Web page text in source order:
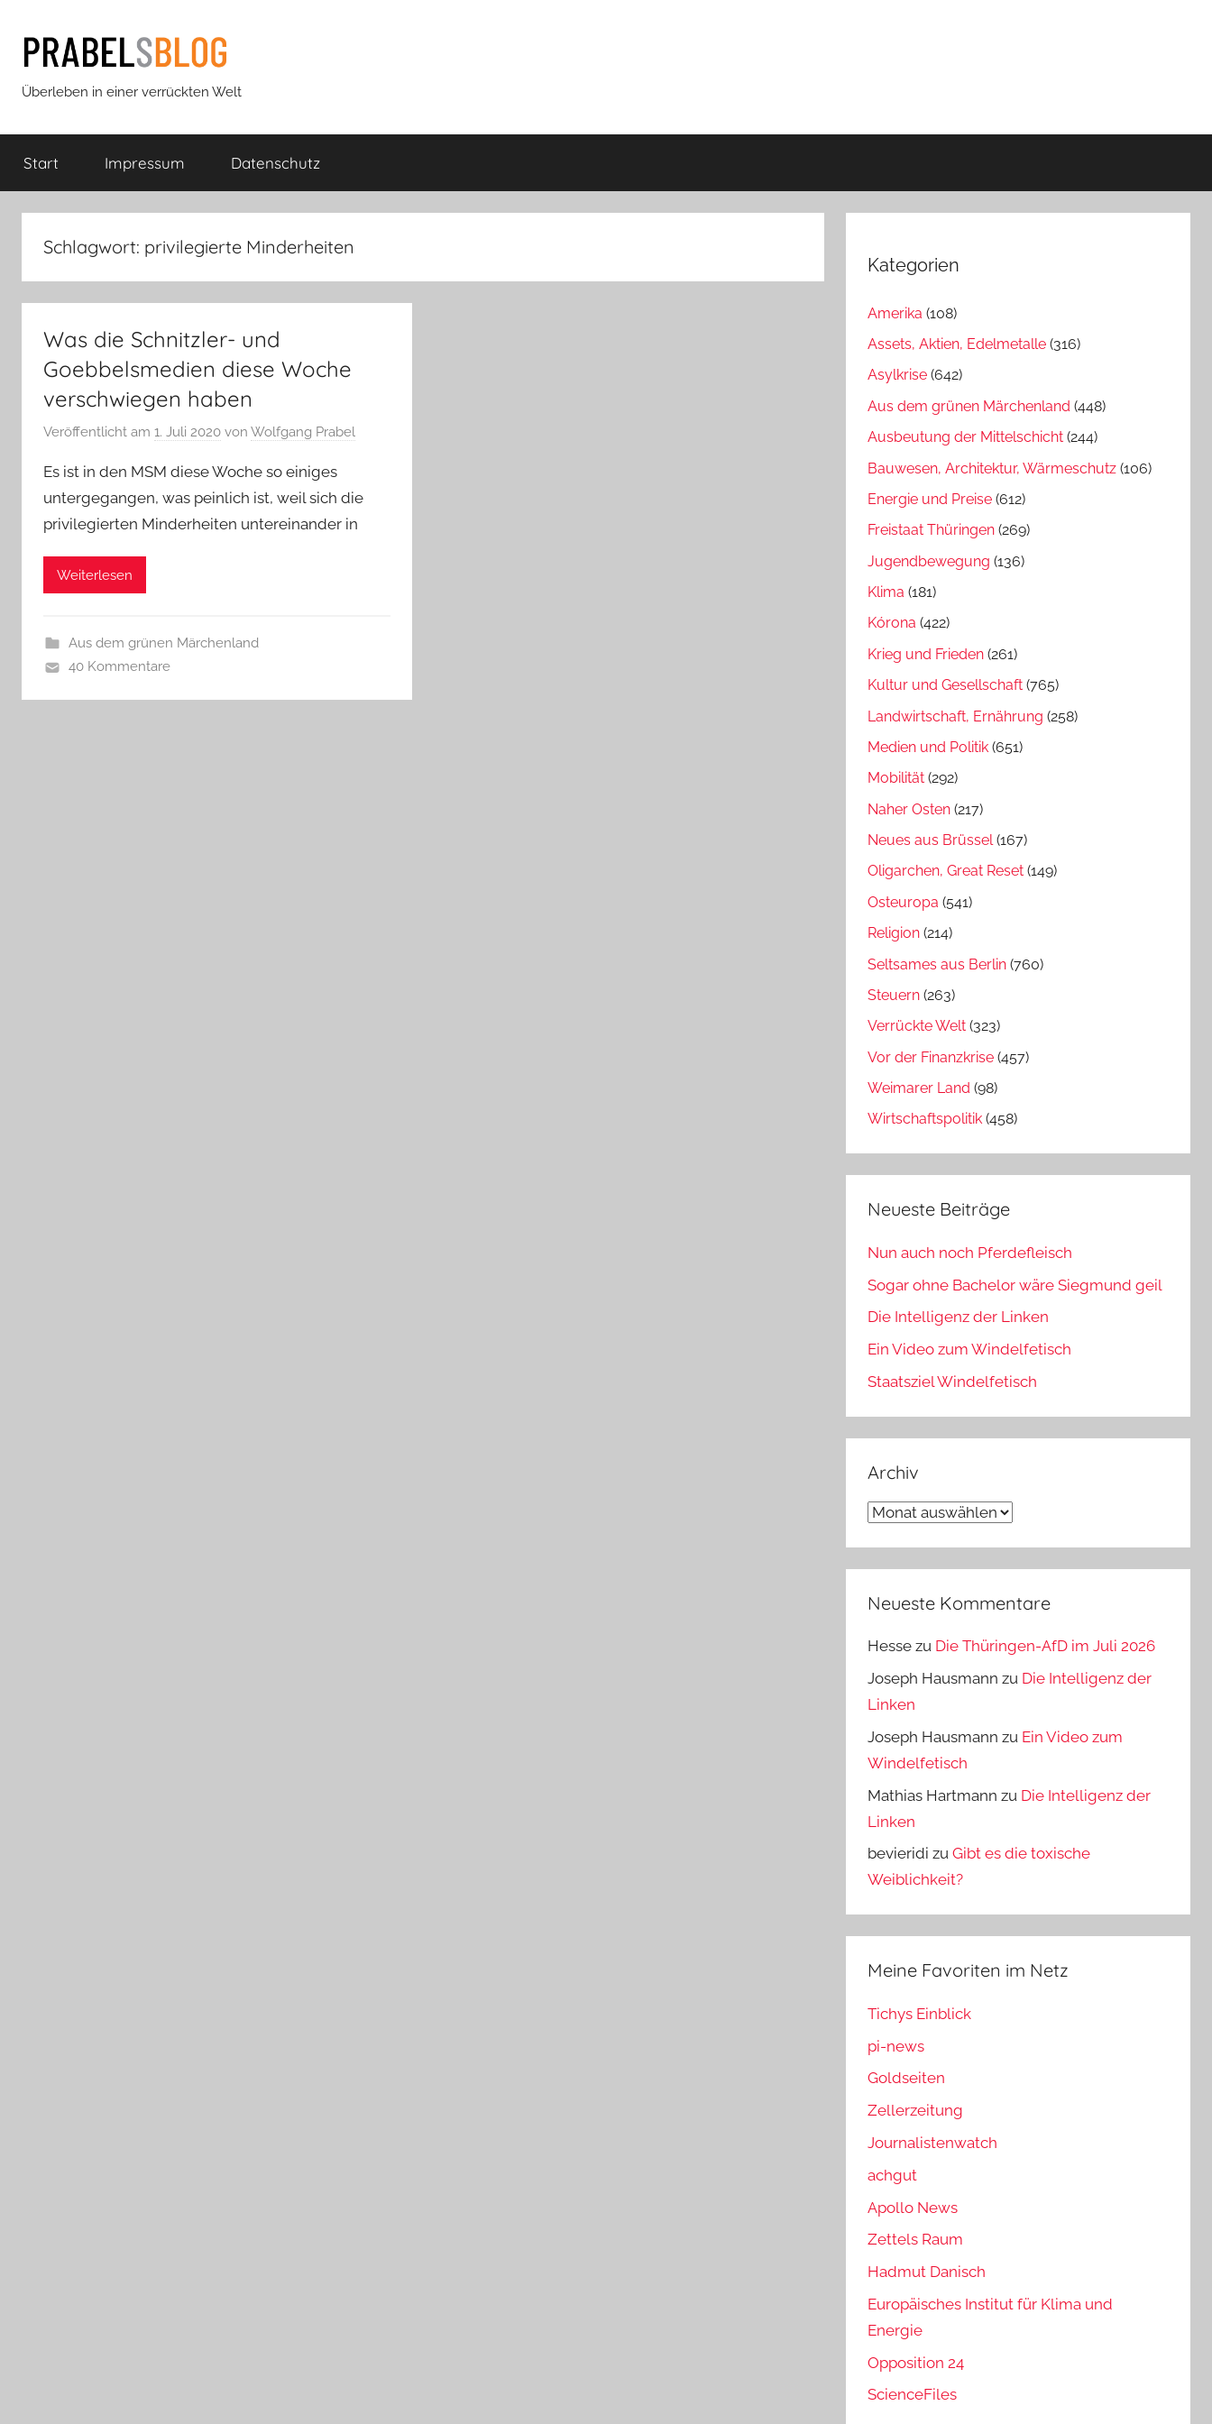
Inhalt
springen
Prabels
Blog
Überleben in einer verrückten Welt
Start Impressum Datenschutz
Schlagwort: privilegierte Minderheiten
Was die Schnitzler- und
Goebbelsmedien diese Woche
verschwiegen haben
Veröffentlicht am 1. Juli 2020 von Wolfgang Prabel
Es ist in den MSM diese Woche so einiges
untergegangen, was peinlich ist, weil sich die
privilegierten Minderheiten untereinander in
Weiterlesen
Aus dem grünen Märchenland
40 Kommentare
Kategorien
Amerika (108)
Assets, Aktien, Edelmetalle (316)
Asylkrise (642)
Aus dem grünen Märchenland (448)
Ausbeutung der Mittelschicht (244)
Bauwesen, Architektur, Wärmeschutz (106)
Energie und Preise (612)
Freistaat Thüringen (269)
Jugendbewegung (136)
Klima (181)
Kórona (422)
Krieg und Frieden (261)
Kultur und Gesellschaft (765)
Landwirtschaft, Ernährung (258)
Medien und Politik (651)
Mobilität (292)
Naher Osten (217)
Neues aus Brüssel(167)
Oligarchen, Great Reset (149)
Osteuropa (541)
Religion (214)
Seltsames aus Berlin (760)
Steuern (263)
Verrückte Welt (323)
Vor der Finanzkrise (457)
Weimarer Land (98)
Wirtschaftspolitik (458)
Neueste Beiträge
Nun auch noch Pferdefleisch
Sogar ohne Bachelor wäre Siegmund geil
Die Intelligenz der Linken
Ein Video zum Windelfetisch
Staatsziel Windelfetisch
Archiv
Archiv
Neueste Kommentare
Hesse zu Die Thüringen-AfD im Juli 2026
Joseph Hausmann zu Die Intelligenz der
Linken
Joseph Hausmann zu Ein Video zum
Windelfetisch
Mathias Hartmann zu Die Intelligenz der
Linken
bevieridi zuGibt es die toxische
Weiblichkeit?
Meine Favoriten im Netz
Tichys Einblick
pi-news
Goldseiten
Zellerzeitung
Journalistenwatch
achgut
Apollo News
Zettels Raum
Hadmut Danisch
Europäisches Institut für Klima und
Energie
Opposition 24
ScienceFiles